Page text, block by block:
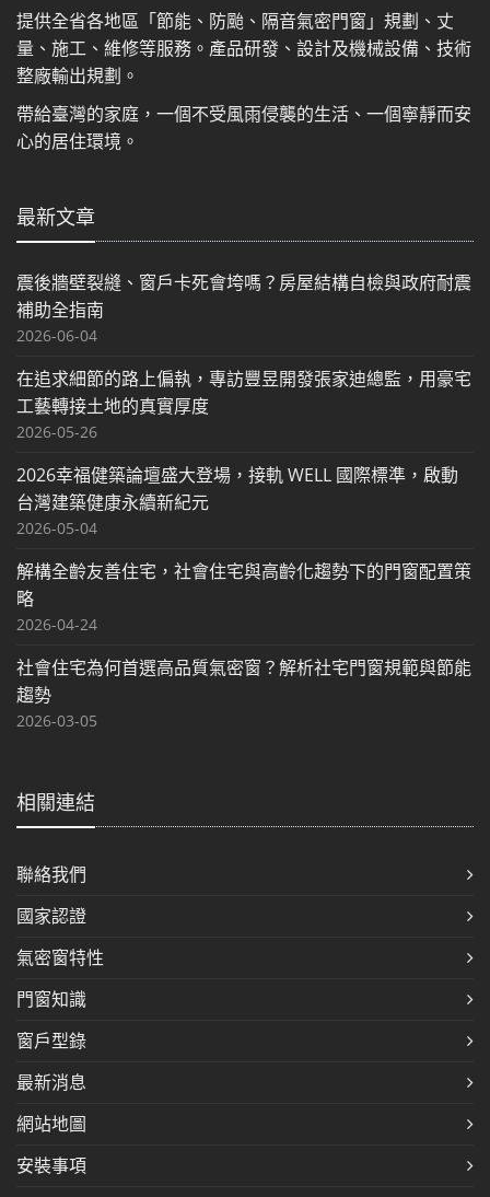
提供全省各地區「節能、防颱、隔音氣密門窗」規劃、丈
量、施工、維修等服務。產品研發、設計及機械設備、技術
整廠輸出規劃。
帶給臺灣的家庭，一個不受風雨侵襲的生活、一個寧靜而安
心的居住環境。
最新文章
震後牆壁裂縫、窗戶卡死會垮嗎？房屋結構自檢與政府耐震
補助全指南
2026-06-04
在追求細節的路上偏執，專訪豐昱開發張家迪總監，用豪宅
工藝轉接土地的真實厚度
2026-05-26
2026幸福健築論壇盛大登場，接軌 WELL 國際標準，啟動
台灣建築健康永續新紀元
2026-05-04
解構全齡友善住宅，社會住宅與高齡化趨勢下的門窗配置策
略
2026-04-24
社會住宅為何首選高品質氣密窗？解析社宅門窗規範與節能
趨勢
2026-03-05
相關連結
聯絡我們
國家認證
氣密窗特性
門窗知識
窗戶型錄
最新消息
網站地圖
安裝事項